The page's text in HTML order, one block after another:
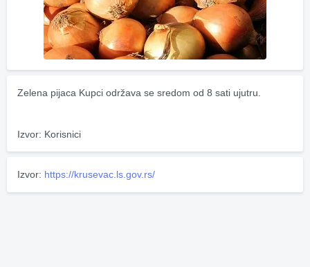
Zelena pijaca Kupci održava se sredom od 8 sati ujutru.
Izvor: Korisnici
Izvor: https://krusevac.ls.gov.rs/